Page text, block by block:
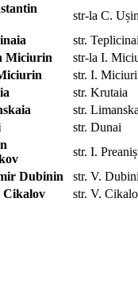
str-la C.
str.
Miciurin
str-la I.
str. I.
str. Krutaia
str.
str. Dunai
str. I.
Dubinin
str. V.
Cikalov str. V.